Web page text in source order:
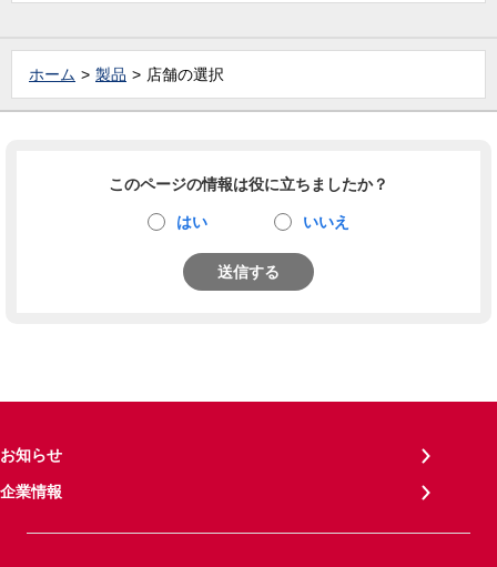
ホーム 製品 店舗の選択
このページの情報は役に立ちましたか？
はい いいえ
送信する
お知らせ
企業情報